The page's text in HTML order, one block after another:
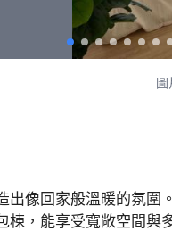
圖
像回家般溫暖的氛
，能享受寬敞空間與